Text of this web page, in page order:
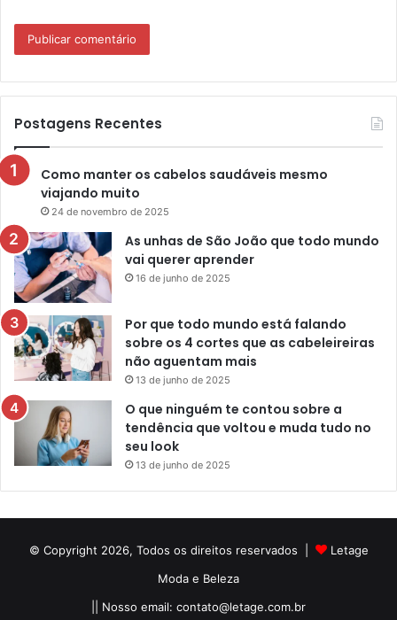
Postagens Recentes
Como manter os cabelos saudáveis mesmo
viajando muito
24 de novembro de 2025
As unhas de São João que todo mundo
vai querer aprender
16 de junho de 2025
Por que todo mundo está falando
sobre os 4 cortes que as cabeleireiras
não aguentam mais
13 de junho de 2025
O que ninguém te contou sobre a
tendência que voltou e muda tudo no
seu look
13 de junho de 2025
© Copyright 2026, Todos os direitos reservados |
Letage
Moda e Beleza
|| Nosso email: contato@letage.com.br